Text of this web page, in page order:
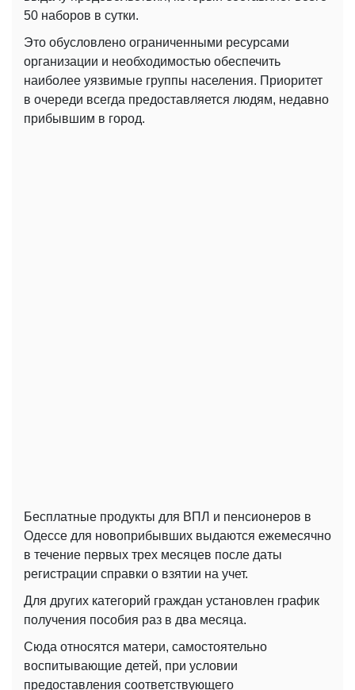
50 наборов в сутки.
Это обусловлено ограниченными ресурсами
организации и необходимостью обеспечить
наиболее уязвимые группы населения. Приоритет
в очереди всегда предоставляется людям, недавно
прибывшим в город.
Бесплатные продукты для ВПЛ и пенсионеров в
Одессе для новоприбывших выдаются ежемесячно
в течение первых трех месяцев после даты
регистрации справки о взятии на учет.
Для других категорий граждан установлен график
получения пособия раз в два месяца.
Сюда относятся матери, самостоятельно
воспитывающие детей, при условии
предоставления соответствующего